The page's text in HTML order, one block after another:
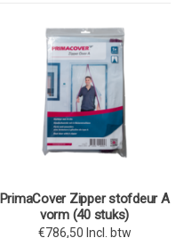
PrimaCover Zipper stofdeur A
vorm (40 stuks)
€786,50 Incl. btw